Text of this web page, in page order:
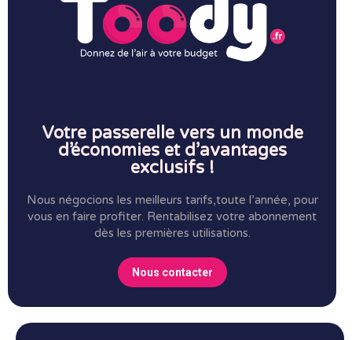
Votre passerelle vers un monde
d’économies et d’avantages
exclusifs !
Nous négocions les meilleurs tarifs,toute l’année, pour
vous en faire profiter. Rentabilisez votre abonnement
dès les premières utilisations.
Nous contacter